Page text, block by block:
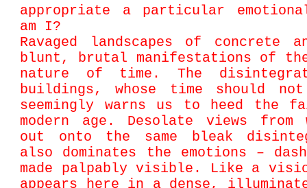
appropriate a particular
am I?
Ravaged landscapes of concrete
blunt, brutal manifestations of the
nature of time. The
buildings, whose time should
seemingly warns us to heed the
modern age. Desolate views from
out onto the same bleak
also dominates the emotions –
made palpably visible. Like a
appears here in a dense,